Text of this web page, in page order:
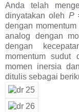
Anda telah
dinyatakan oleh P
dengan
analog dengan
dengan
momentum sudut
momen inersia
ditulis sebagai